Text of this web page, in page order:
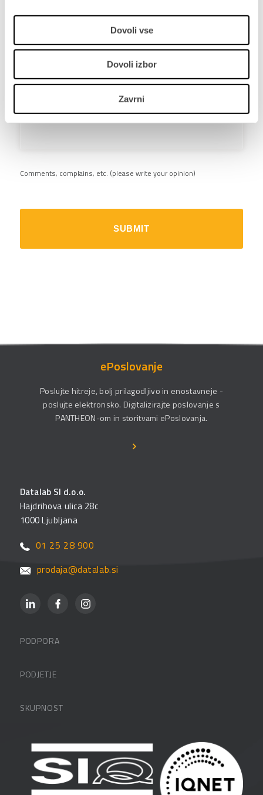
Dovoli vse
Dovoli izbor
Zavrni
Comments, complains, etc. (please write your opinion)
ePoslovanje
Poslujte hitreje, bolj prilagodljivo in enostavneje -
poslujte elektronsko. Digitalizirajte poslovanje s
PANTHEON-om in storitvami ePoslovanja.
Datalab SI d.o.o.
Hajdrihova ulica 28c
1000 Ljubljana
01 25 28 900
prodaja@datalab.si
PODPORA
FAQ – pogosta vprašanja
PODJETJE
Zaposlitev
Vlagatelji
SKUPNOST
Blog
Spletni seminarji